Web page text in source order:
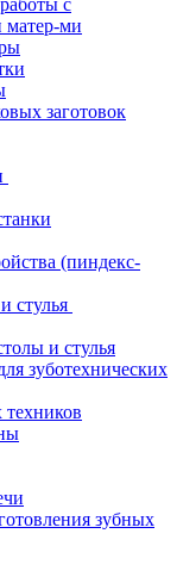
с
матер-ми
заготовок
(пиндекс-
стулья
и стулья
зуботехнических
техников
зубных